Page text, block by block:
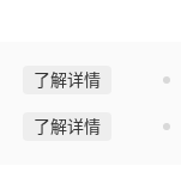
了解详情
了解详情